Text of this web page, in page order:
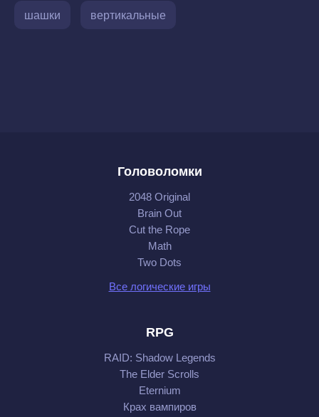
шашки вертикальные
Головоломки
2048 Original
Brain Out
Cut the Rope
Math
Two Dots
Все логические игры
RPG
RAID: Shadow Legends
The Elder Scrolls
Eternium
Крах вампиров